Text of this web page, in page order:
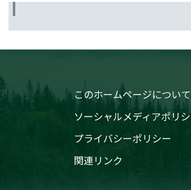
このホームページについて
ソーシャルメディアポリ
プライバシーポリシー
関連リンク